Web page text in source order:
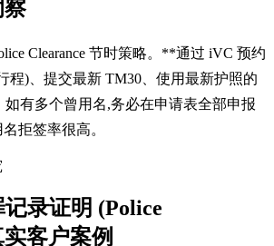
Clearance 节时策略。**通过 iVC 预约
程)、提交最新 TM30、使用最新护照的
如有多个曾用名,务必在申请表全部申报
拒签率很高。
录证明 (Police
客户案例